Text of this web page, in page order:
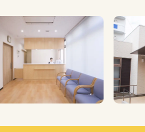
Next